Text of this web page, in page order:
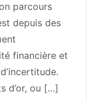
parcours
depuis des
financière et
d’or, ou […]